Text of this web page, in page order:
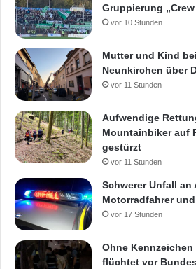
Gruppierung
vor 10 Stunden
Mutter und Kind
Neunkirchen über
vor 11 Stunden
Aufwendige
Mountainbiker auf
gestürzt
vor 11 Stunden
Schwerer Unfall an
Motorradfahrer
vor 17 Stunden
Ohne
flüchtet vor